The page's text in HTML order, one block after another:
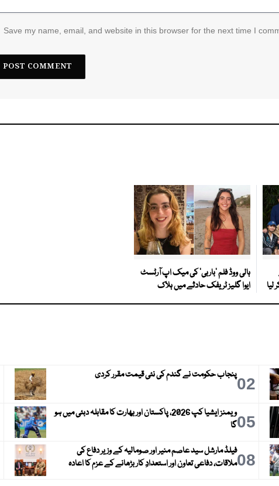
Save my name, email, and website in this browser for the next time I
ہالی ووڈ فلم ’باربی‘ کی میک اپ آرٹسٹ
ایوا گلیز ٹریفک حادثے میں ہلاک
02پنجاب حکومت نے گندم کی نئی قیمت مقرر کردی
05
ویمنز ایشیا کپ 2026، پاکستان اور بھارت کا مقابلہ دبئی میں ہو
گا
08فیلڈ مارشل سید عاصم منیر اور صومالیہ کے وزیر دفاع کی
ملاقات، دفاعی تعاون اور استعدادِ کار بڑھانے کے عزم کا اعادہ